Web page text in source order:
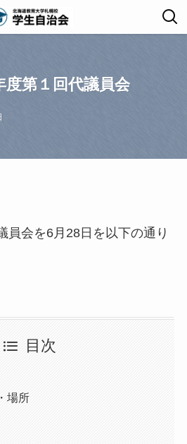
度第１回代議員会
員会を6月28日を以下の通り
目次
場所